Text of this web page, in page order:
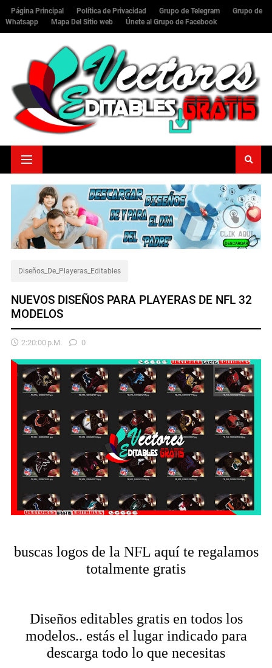
Página Principal Política de Privacidad Grupo de Telegram
Grupo de
Whatsapp
Mapa Del Sitio web Únete al Grupo de Facebook
Diseños_De_Playeras_Editables
NUEVOS DISEÑOS PARA PLAYERAS DE NFL 32
MODELOS
2:20:00 P.m. 0
buscas logos de la NFL aquí te regalamos
totalmente gratis
Diseños editables gratis en todos los
modelos.. estás el lugar indicado para
descarga todo lo que necesitas